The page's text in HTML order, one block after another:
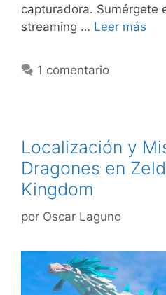
capturadora. Sumérgete
streaming … Leer más
1 comentario
Localización y
Dragones en
Kingdom
por Oscar Laguno